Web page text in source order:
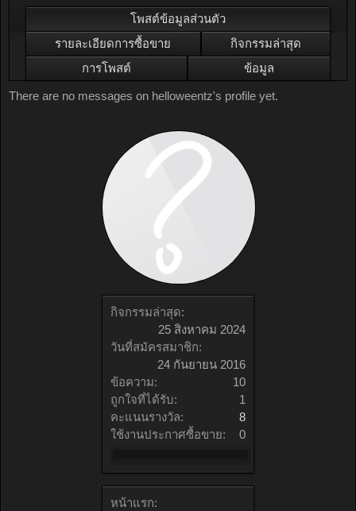
กิจกรรมล่าสุด:
25 สิงหาคม 2024
วันที่สมัครสมาชิก:
24 กันยายน 2016
ข้อความ:
10
ถูกใจที่ได้รับ:
1
คะแนนรางวัล:
8
ใช้งานประกาศซื้อขาย:
0
หน้าแรก:
โพสต์ข้อมูลส่วนตัว
รายละเอียดการซื้อขาย
กิจกรรมล่าสุด
การโพสต์
ข้อมูล
There are no messages on helloweentz's profile yet.